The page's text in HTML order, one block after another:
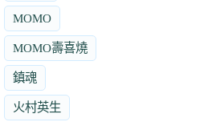
MOMO
MOMO壽喜燒
鎮魂
火村英生